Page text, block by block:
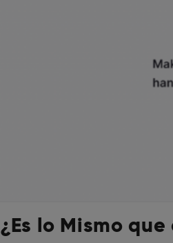
¿Es lo Mismo